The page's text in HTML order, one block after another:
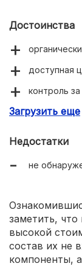
Достоинства
доступная
контроль
идеальный
Загрузить еще
Недостатки
не
заметить,
высокой
состав их не
компоненты,